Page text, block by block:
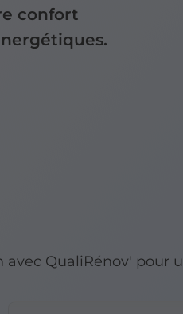
confort
avec QualiRénov'